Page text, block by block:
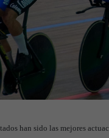
han sido las mejores